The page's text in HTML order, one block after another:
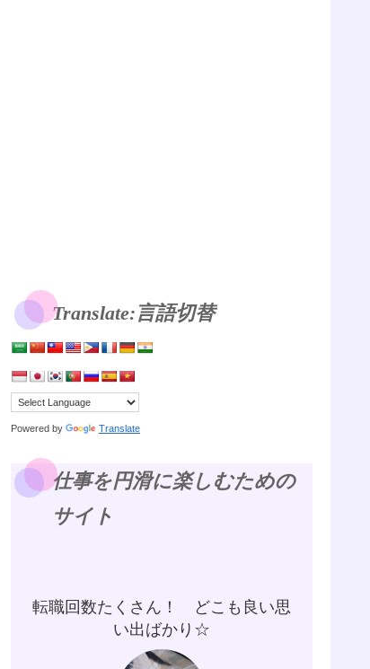
Translate:言語切替
Powered by Translate
仕事を円滑に楽しむための
サイト
転職回数たくさん！ どこも良い思
い出ばかり☆